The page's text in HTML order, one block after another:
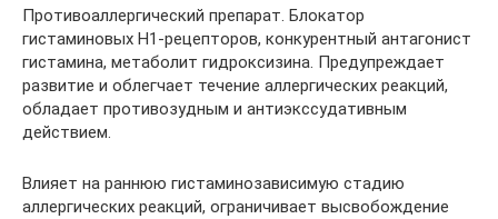
Противоаллергический препарат. Блокатор
гистаминовых H1-рецепторов, конкурентный антагонист
гистамина, метаболит гидроксизина. Предупреждает
развитие и облегчает течение аллергических реакций,
обладает противозудным и антиэкссудативным
действием.
Влияет на раннюю гистаминозависимую стадию
аллергических реакций, ограничивает высвобождение